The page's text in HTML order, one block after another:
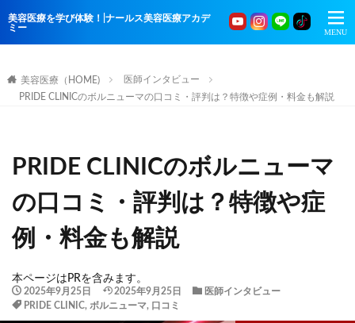
美容医療を学び体験！|ナールス美容医療アカデ
ミー
美容医療（HOME)
医師インタビュー
PRIDE CLINICのボルニューマの口コミ・評判は？特徴や症例・料金も解説
PRIDE CLINICのボルニューマ
の口コミ・評判は？特徴や症
例・料金も解説
本ページはPRを含みます。
2025年9月25日 2025年9月25日
医師インタビュー
PRIDE CLINIC, ボルニューマ, 口コミ